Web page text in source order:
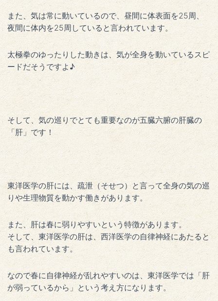
また、気は常に動いているので、昼間に体表面を25周、
夜間に体内を25周していると言われています。
太極拳のゆったりした動きは、気が全身を動いているスピ
ードだそうですよ♪
そして、気の巡りでとても重要なのが五臓六腑の肝臓の
「肝」です！
東洋医学の肝には、疏泄（そせつ）と言って全身の気の巡
りや生理物質を動かす働きがあります。
また、肝は春に弱りやすいという特徴があります。
そして、東洋医学の肝は、西洋医学の自律神経にあたると
も言われています。
なので春に自律神経が乱れやすいのは、東洋医学では「肝
が弱っているから」という考え方になります。